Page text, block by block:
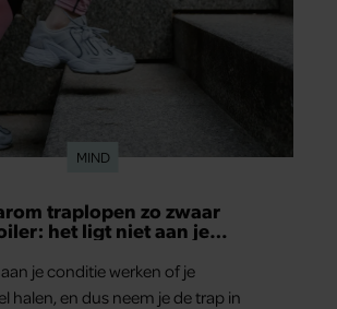
MIND
traplopen zo zwaar
het ligt niet aan je
je conditie werken of je
halen, en dus neem je de trap in